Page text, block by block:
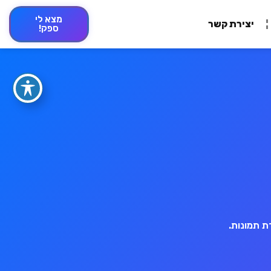
יצירת קשר
מצא לי
ספק!